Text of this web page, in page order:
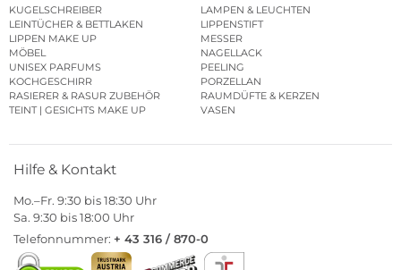
KUGELSCHREIBER
LAMPEN & LEUCHTEN
LEINTÜCHER & BETTLAKEN
LIPPENSTIFT
LIPPEN MAKE UP
MESSER
MÖBEL
NAGELLACK
UNISEX PARFUMS
PEELING
KOCHGESCHIRR
PORZELLAN
RASIERER & RASUR ZUBEHÖR
RAUMDÜFTE & KERZEN
TEINT | GESICHTS MAKE UP
VASEN
Hilfe & Kontakt
Mo.–Fr. 9:30 bis 18:30 Uhr
Sa. 9:30 bis 18:00 Uhr
Telefonnummer: + 43 316 / 870-0